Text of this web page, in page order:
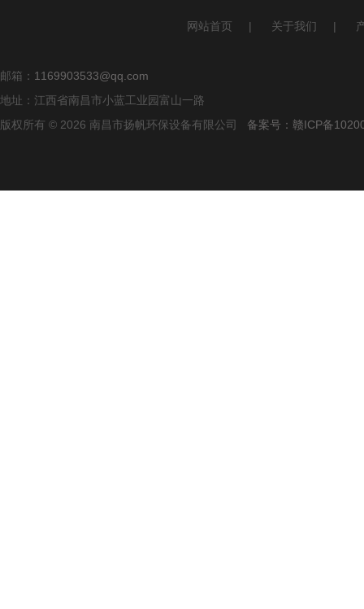
网站首页 | 关于我们 |
邮箱： 1169903533@qq.com
地址：江西省南昌市小蓝工业园富山一路
版权所有 © 2026 南昌市扬帆环保设备有限公司 备案号：赣ICP备